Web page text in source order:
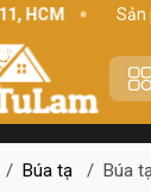
Sản phẩm
/ Búa tạ / Búa